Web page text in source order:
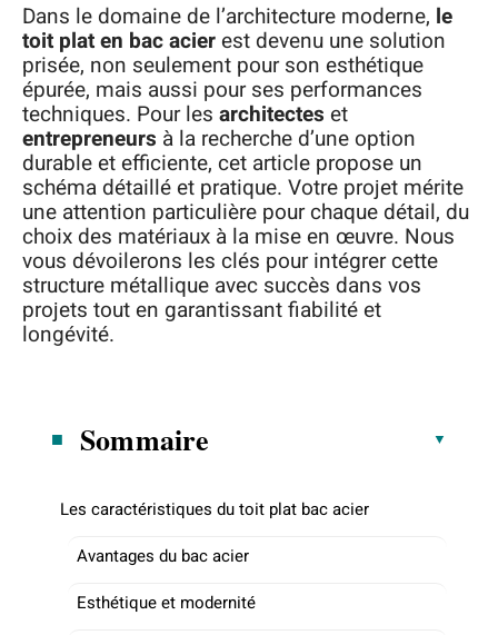
Dans le domaine de l’architecture moderne, le
toit plat en bac acierest devenu une solution
prisée, non seulement pour son esthétique
épurée, mais aussi pour ses performances
techniques. Pour les architectes et
entrepreneurs à la recherche d’une option
durable et efficiente, cet article propose un
schéma détaillé et pratique. Votre projet mérite
une attention particulière pour chaque détail, du
choix des matériaux à la mise en œuvre. Nous
vous dévoilerons les clés pour intégrer cette
structure métallique avec succès dans vos
projets tout en garantissant fiabilité et
longévité.
Sommaire
Les caractéristiques du toit plat bac acier
Avantages du bac acier
Esthétique et modernité